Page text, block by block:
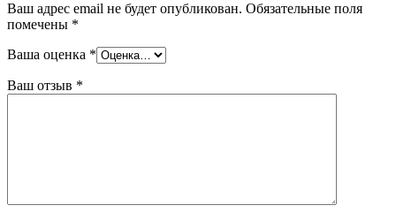
Ваш адрес email не будет опубликован. Обязательные поля
помечены *
Ваша оценка *
Ваш отзыв *